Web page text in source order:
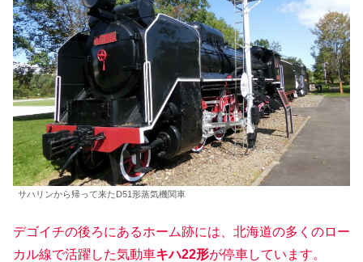
サハリンから帰って来たD51形蒸気機関車
デゴイチの後ろにあるホーム跡には、北海道の多くのロー
カル線で活躍した気動車キハ22形が停車しています。